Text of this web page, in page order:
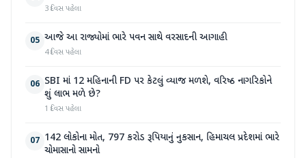
3 દિવસ પહેલા
05 આજે આ રાજ્યોમાં ભારે પવન સાથે વરસાદની આગાહી
4 દિવસ પહેલા
06 SBI માં 12 મહિનાની FD પર કેટલું વ્યાજ મળશે, વરિષ્ઠ નાગરિકોને
શું લાભ મળે છે?
1 દિવસ પહેલા
07 142 લોકોના મોત, 797 કરોડ રૂપિયાનું નુકસાન, હિમાચલ પ્રદેશમાં ભારે
ચોમાસાનો સામનો